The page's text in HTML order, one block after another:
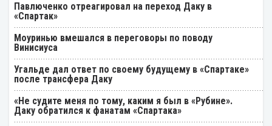
Павлюченко отреагировал на переход Даку в
«Спартак»
Моуринью вмешался в переговоры по поводу
Винисиуса
Угальде дал ответ по своему будущему в «Спартаке»
после трансфера Даку
«Не судите меня по тому, каким я был в «Рубине».
Даку обратился к фанатам «Спартака»